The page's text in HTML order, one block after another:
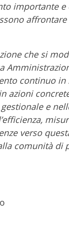
importante e
che si
continuo in
azioni
e
verso
comunità di